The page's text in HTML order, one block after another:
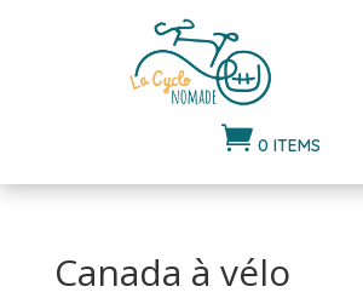
 0 ITEMS
Canada à vélo